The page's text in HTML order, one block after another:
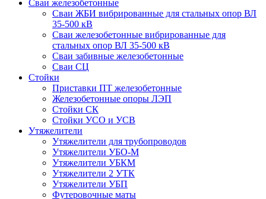
Сваи железобетонные
Сваи ЖБИ вибрированные для стальных опор ВЛ
35-500 кВ
Сваи железобетонные вибрированные для
стальных опор ВЛ 35-500 кВ
Сваи забивные железобетонные
Сваи СЦ
Стойки
Приставки ПТ железобетонные
Железобетонные опоры ЛЭП
Стойки СК
Стойки УСО и УСВ
Утяжелители
Утяжелители для трубопроводов
Утяжелители УБО-М
Утяжелители УБКМ
Утяжелители 2 УТК
Утяжелители УБП
Футеровочные маты